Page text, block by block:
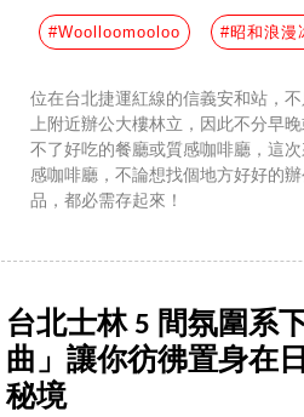
#Woolloomooloo #昭和浪漫
位在台北捷運紅線的信義安和站，
上附近辦公大樓林立，因此不分早
不了好吃的餐廳或質感咖啡廳，這
感咖啡廳，不論想找個地方好好的
品，都必需存起來！
台北士林 5 間氛圍系
曲」讓你彷彿置身在
秘境